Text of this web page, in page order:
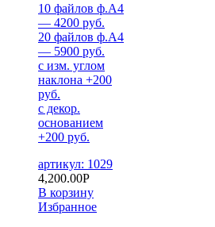
10 файлов ф.А4
— 4200 руб.
20 файлов ф.А4
— 5900 руб.
с изм. углом
наклона +200
руб.
с декор.
основанием
+200 руб.
артикул: 1029
4,200.00Р
В корзину
Избранное